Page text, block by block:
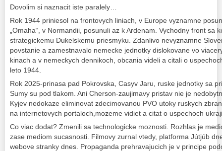
Dovolim si naznacit iste paralely…
Rok 1944 priniesol na frontovych liniach, v Europe vyznamne
„Omaha“, v Normandii, posunuli az k Ardenam. Vychodny front sa
strategickemu Dukelskemu priesmyku. Zdanlivo nevyznamne
povstanie a zamestnavalo nemecke jednotky dislokovane vo
kinach a v nemeckych dennikoch, obcania videli a citali o
leto 1944.
Rok 2025-prinasa pad Pokrovska, Casyv Jaru, ruske jednotky sa
Sumy su pod tlakom. Ani Cherson-zaujimavy pristav nie je
Kyjev nedokaze eliminovat zdecimovanou PVO utoky ruskych
na internetovych portaloch,mozeme vidiet a citat o uspechoch
Co viac dodat? Zmenili sa technologicke moznosti. Rozhlas je
zase mediom sucasnosti. Filmovy zurnal vtedy, platforma Jútjúb
webove stranky dnes. Propaganda prehravajucich je v principe